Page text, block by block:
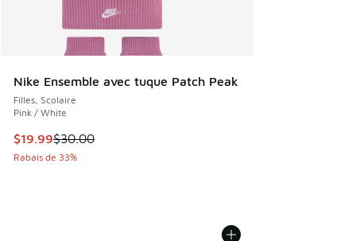
Nike Ensemble avec tuque Patch Peak
Filles, Scolaire
Pink / White
Cet article est en solde. Le prix est passé de $30.00 à
$19.99$30.00
Rabais de 33%